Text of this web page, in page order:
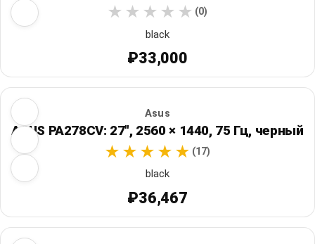
(0)
black
₽33,000
Asus
ASUS PA278CV: 27", 2560 × 1440, 75 Гц, черный
(17)
black
₽36,467